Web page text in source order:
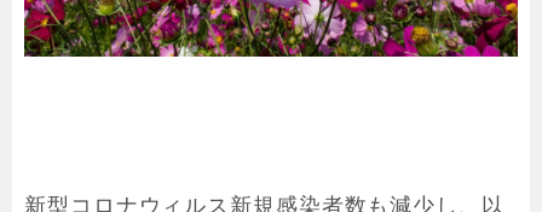
新型コロナウィルス新規感染者数も減少し、以